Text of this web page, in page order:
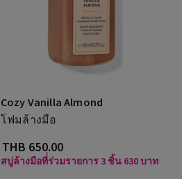
Cozy Vanilla Almond
โฟมล้างมือ
THB 650.00
สบู่ล้างมือที่่ร่วมรายการ 3 ชิ้น 630 บาท